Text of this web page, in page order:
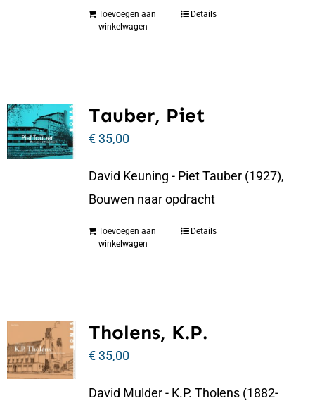
Toevoegen aan
winkelwagen
Details
Tauber, Piet
€35,00
David Keuning - Piet Tauber (1927),
Bouwen naar opdracht
Toevoegen aan
winkelwagen
Details
Tholens, K.P.
€35,00
David Mulder - K.P. Tholens (1882-